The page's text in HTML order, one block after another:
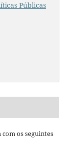
Públicas
os seguintes